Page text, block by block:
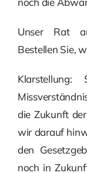
Unser Rat
Bestellen Sie,
die Zukunft
wir darauf
den
noch in